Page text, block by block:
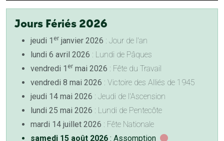
Jours Fériés 2026
jeudi 1 er janvier 2026 : Jour de l'an
lundi 6 avril 2026 : Lundi de Pâques
vendredi 1 er mai 2026 : Fête du Travail
vendredi 8 mai 2026 : Victoire des Alliés de 1945
jeudi 14 mai 2026 : Jeudi de l'Ascension
lundi 25 mai 2026 : Lundi de Pentecôte
mardi 14 juillet 2026 : Fête Nationale
samedi 15 août 2026 : Assomption